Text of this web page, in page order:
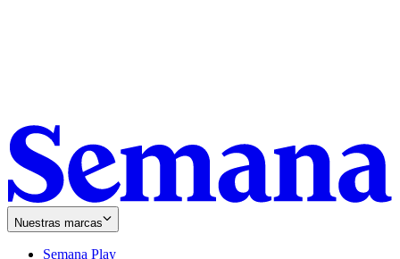
Nuestras marcas
Semana Play